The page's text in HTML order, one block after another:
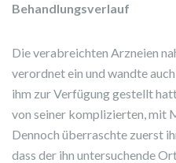
Behandlungsverlauf
Die verabreichten Arzneien
verordnet ein und wandte
ihm zur Verfügung gestellt
von seiner komplizierten, mit
Dennoch überraschte zuerst
dass der ihn untersuchende